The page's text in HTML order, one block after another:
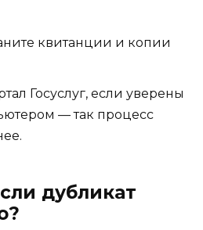
квитанции и копии
Госуслуг, если уверены
— так процесс
дубликат